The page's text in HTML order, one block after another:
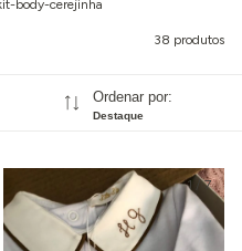
body-cerejinha
38 produtos
Ordenar por:
Destaque
1 /7